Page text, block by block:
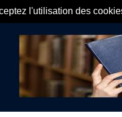
l'utilisation des